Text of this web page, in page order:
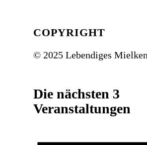
COPYRIGHT
© 2025 Lebendiges
Die nächsten 3
Veranstaltungen